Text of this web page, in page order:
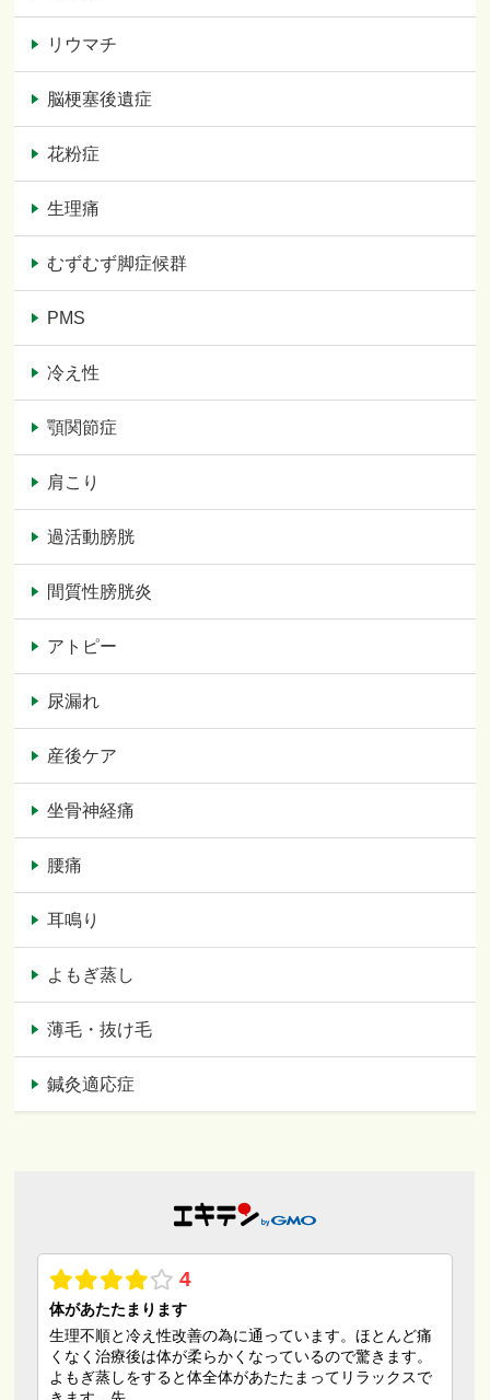
リウマチ
脳梗塞後遺症
花粉症
生理痛
むずむず脚症候群
PMS
冷え性
顎関節症
肩こり
過活動膀胱
間質性膀胱炎
アトピー
尿漏れ
産後ケア
坐骨神経痛
腰痛
耳鳴り
よもぎ蒸し
薄毛・抜け毛
鍼灸適応症